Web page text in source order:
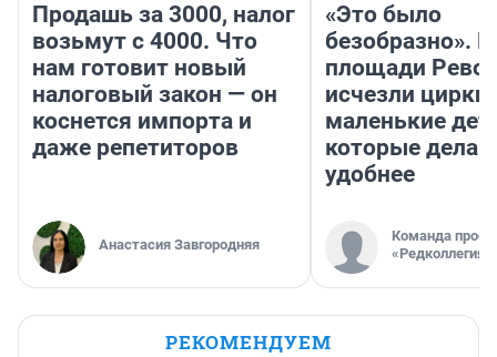
Продашь за 3000, налог
возьмут с 4000. Что
нам готовит новый
налоговый закон — он
коснется импорта и
даже репетиторов
Анастасия Завгородняя
«Это было
безобразно».
площади
исчезли цирки
маленькие
которые
удобнее
Команда
«Редколлегия»
РЕКОМЕНДУЕМ